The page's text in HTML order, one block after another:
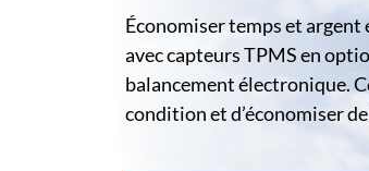
Économiser temps et argent
avec capteurs TPMS en
balancement électronique.
condition et d’économiser